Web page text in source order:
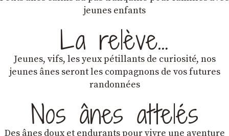
jeunes enfants
La relève…
Jeunes, vifs, les yeux pétillants de curiosité, nos
jeunes ânes seront les compagnons de vos futures
randonnées
Nos ânes attelés
Des ânes doux et endurantspour vivre une aventure